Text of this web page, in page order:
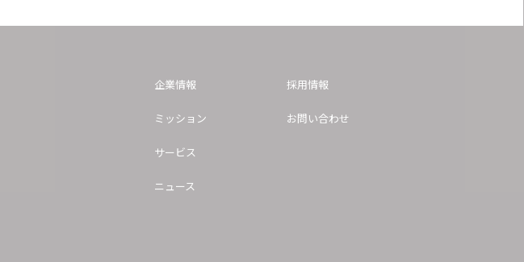
企業情報
ミッション
サービス
ニュース
採用情報
お問い合わせ